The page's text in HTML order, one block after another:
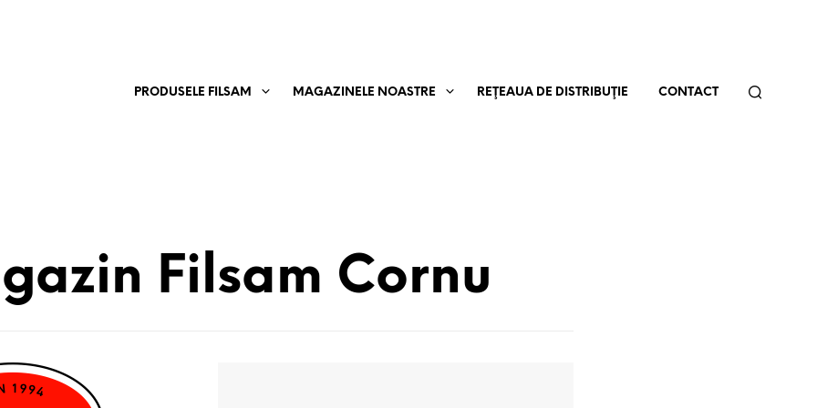
PRODUSELE FILSAM MAGAZINELE NOASTRE REŢEAUA DE DISTRIBUŢIE CONTACT
Filsam Cornu